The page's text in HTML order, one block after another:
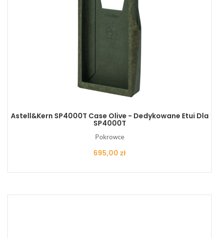
Astell&Kern SP4000T Case Olive - Dedykowane Etui Dla
SP4000T
Pokrowce
Cena
695,00 zł